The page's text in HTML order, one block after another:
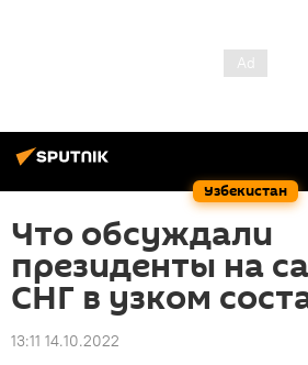
Узбекистан
Что обсуждали
президенты на
СНГ в узком
13:11 14.10.2022